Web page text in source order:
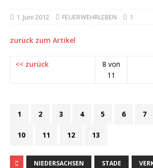
1. Juni 2012 FEUERWEHRLEBEN 1
zurück zum Artikel
<< zurück
8 von
11
1 2 3 4 5 6 7
10 11 12 13
NIEDERSACHSEN STADE